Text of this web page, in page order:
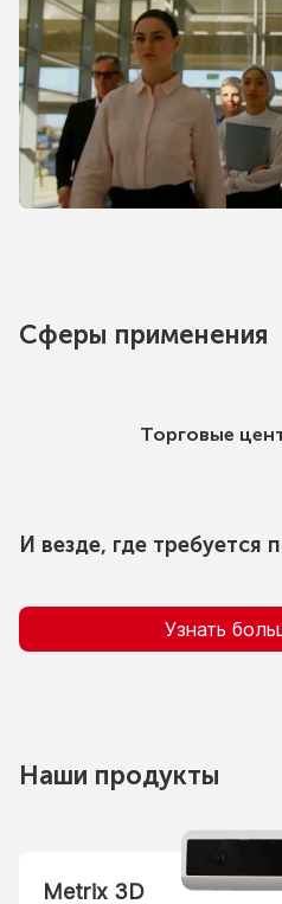
Сферы применения
Торговые
И везде, где требуется
Узнать
Наши продукты
Metrix 3D